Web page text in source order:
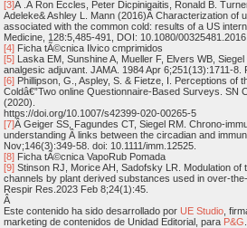
[3]Â .Â Ron Eccles, Peter Dicpinigaitis, Ronald B.
Adeleke& Ashley L. Mann (2016)Â Characterization of
associated with the common cold: results of a US
Medicine, 128:5,485-491, DOI: 10.1080/
[4] Ficha tÃ©cnica Ilvico cmprimidos
[5] Laska EM, Sunshine A, Mueller F, Elvers WB,
analgesic adjuvant. JAMA. 1984 Apr 6;251(13):1711-8.
[6] Phillipson, G., Aspley, S. & Fietze, I. Perceptions of
Coldâ€”Two online Questionnaire-Based Surveys. SN
(2020).
https://doi.org/10.1007/s42399-020-00265-5
[7]Â Geiger SS, Fagundes CT, Siegel RM. Chrono-
understanding Â links between the circadian and
Nov;146(3):349-58. doi: 10.1111/imm.12525.
[8] Ficha tÃ©cnica VapoRub Pomada
[9] Stinson RJ, Morice AH, Sadofsky LR. Modulation of
channels by plant derived substances used in over-
Respir Res.2023 Feb 8;24(1):45.
Â
Este contenido ha sido desarrollado por UE Studio ,
marketing de contenidos de Unidad Editorial, para P&G